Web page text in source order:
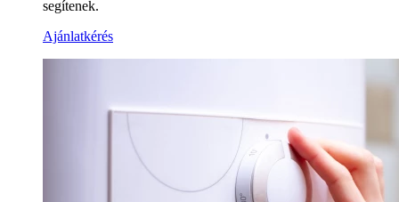
segítenek.
Ajánlatkérés